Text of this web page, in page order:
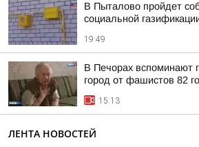
В Пыталово пройдет
социальной
19:49
В Печорах вспоминают
город от фашистов 82
15:13
ЛЕНТА НОВОСТЕЙ